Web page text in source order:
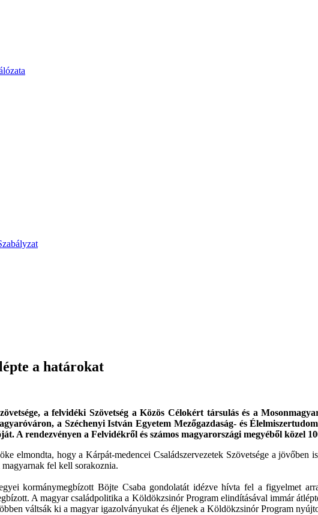
a határokat
a felvidéki Szövetség a Közös Célokért társulás és a
a Széchenyi István Egyetem Mezőgazdaság- és
A rendezvényen a Felvidékről és számos magyarországi megyéből közel
elmondta, hogy a Kárpát-medencei Családszervezetek Szövetsége a
fel kell sorakoznia.
kormánymegbízott Böjte Csaba gondolatát idézve hívta fel a figyelmet
A magyar családpolitika a Köldökzsinór Program elindításával immár
váltsák ki a magyar igazolványukat és éljenek a Köldökzsinór Program